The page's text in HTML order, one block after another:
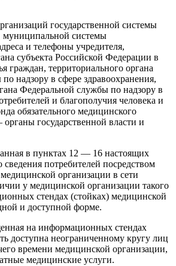
государственной системы
муниципальной системы
и телефоны учредителя,
субъекта Российской Федерации в
граждан, территориального органа
надзору в сфере здравоохранения,
Федеральной службы по надзору в
и благополучия человека и
обязательного медицинского
государственной власти и
в пунктах 12 — 16 настоящих
потребителей посредством
организации в сети
у медицинской организации такого
стендах (стойках) медицинской
и доступной форме.
на информационных стендах
доступна неограниченному кругу лиц
времени медицинской организации,
медицинские услуги.